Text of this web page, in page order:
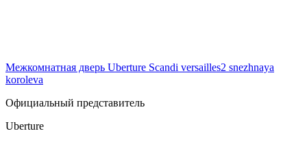
Межкомнатная дверь Uberture Scandi versailles2 snezhnaya
koroleva
Официальный представитель
Uberture